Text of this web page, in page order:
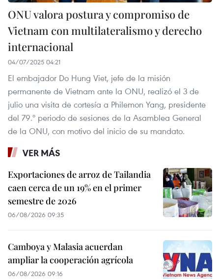
ONU valora postura y compromiso de
Vietnam con multilateralismo y derecho
internacional
04/07/2025 04:21
El embajador Do Hung Viet, jefe de la misión
permanente de Vietnam ante la ONU, realizó el 3 de
julio una visita de cortesía a Philemon Yang, presidente
del 79.º periodo de sesiones de la Asamblea General
de la ONU, con motivo del inicio de su mandato.
VER MÁS
Exportaciones de arroz de Tailandia
caen cerca de un 19% en el primer
semestre de 2026
06/08/2026 09:35
Camboya y Malasia acuerdan
ampliar la cooperación agrícola
06/08/2026 09:16